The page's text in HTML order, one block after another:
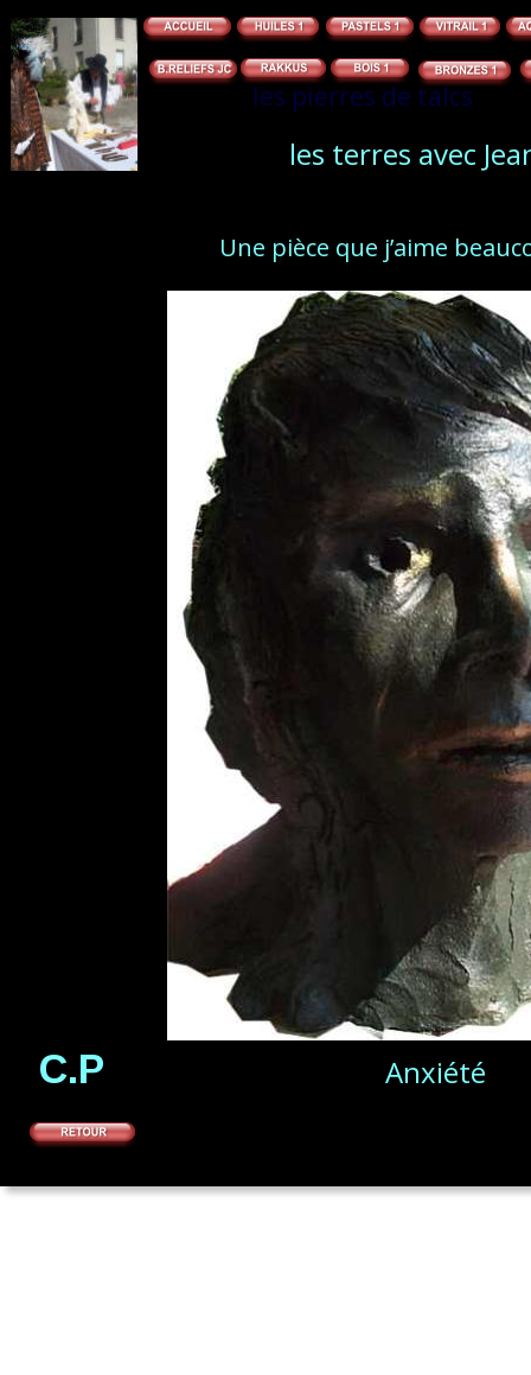
les pierres de talcs
les terres avec
Une pièce que j’aime
Anxiété
C.P